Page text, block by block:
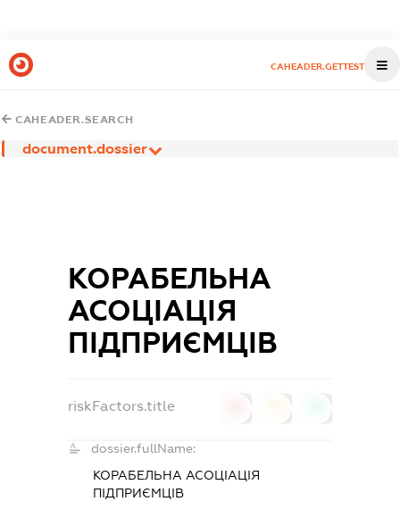
CAHEADER.GETTEST
CAHEADER.SEARCH
document.dossier
КОРАБЕЛЬНА
АСОЦІАЦІЯ
ПІДПРИЄМЦІВ
riskFactors.title
dossier.fullName:
КОРАБЕЛЬНА АСОЦІАЦІЯ
ПІДПРИЄМЦІВ